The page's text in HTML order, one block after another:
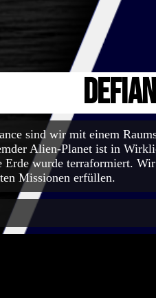
sind wir mit einem
Alien-Planet ist in
wurde terraformiert.
Missionen erfüllen.